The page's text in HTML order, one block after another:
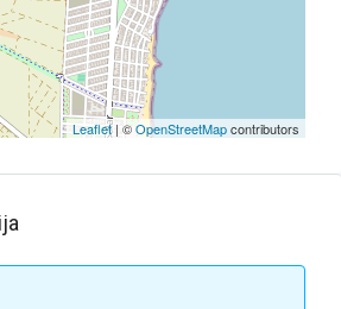
Leaflet| ©OpenStreetMapcontributors